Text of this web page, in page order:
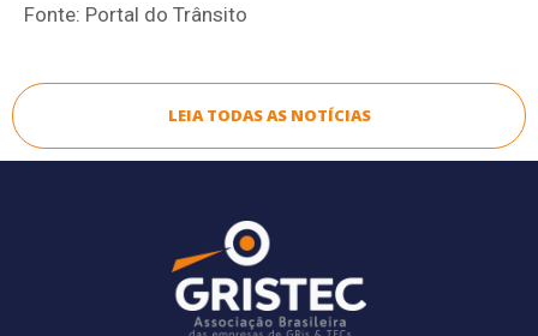
Fonte: Portal do Trânsito
LEIA TODAS AS NOTÍCIAS